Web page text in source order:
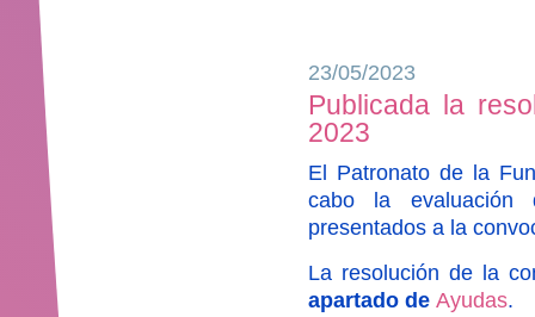
23/05/2023
Publicada la
2023
El Patronato de la
cabo la evaluación
presentados a la
La resolución de la
apartado de Ayudas.